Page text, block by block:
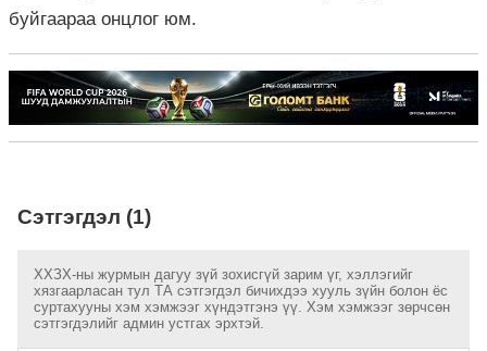
буйгаараа онцлог юм.
Сэтгэгдэл (1)
ХХЗХ-ны журмын дагуу зүй зохисгүй зарим үг, хэллэгийг
хязгаарласан тул ТА сэтгэгдэл бичихдээ хууль зүйн болон ёс
суртахууны хэм хэмжээг хүндэтгэнэ үү. Хэм хэмжээг зөрчсөн
сэтгэгдэлийг админ устгах эрхтэй.